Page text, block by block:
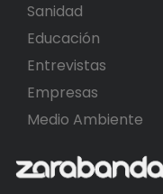
Sanidad
Educación
Entrevistas
Empresas
Medio Ambiente